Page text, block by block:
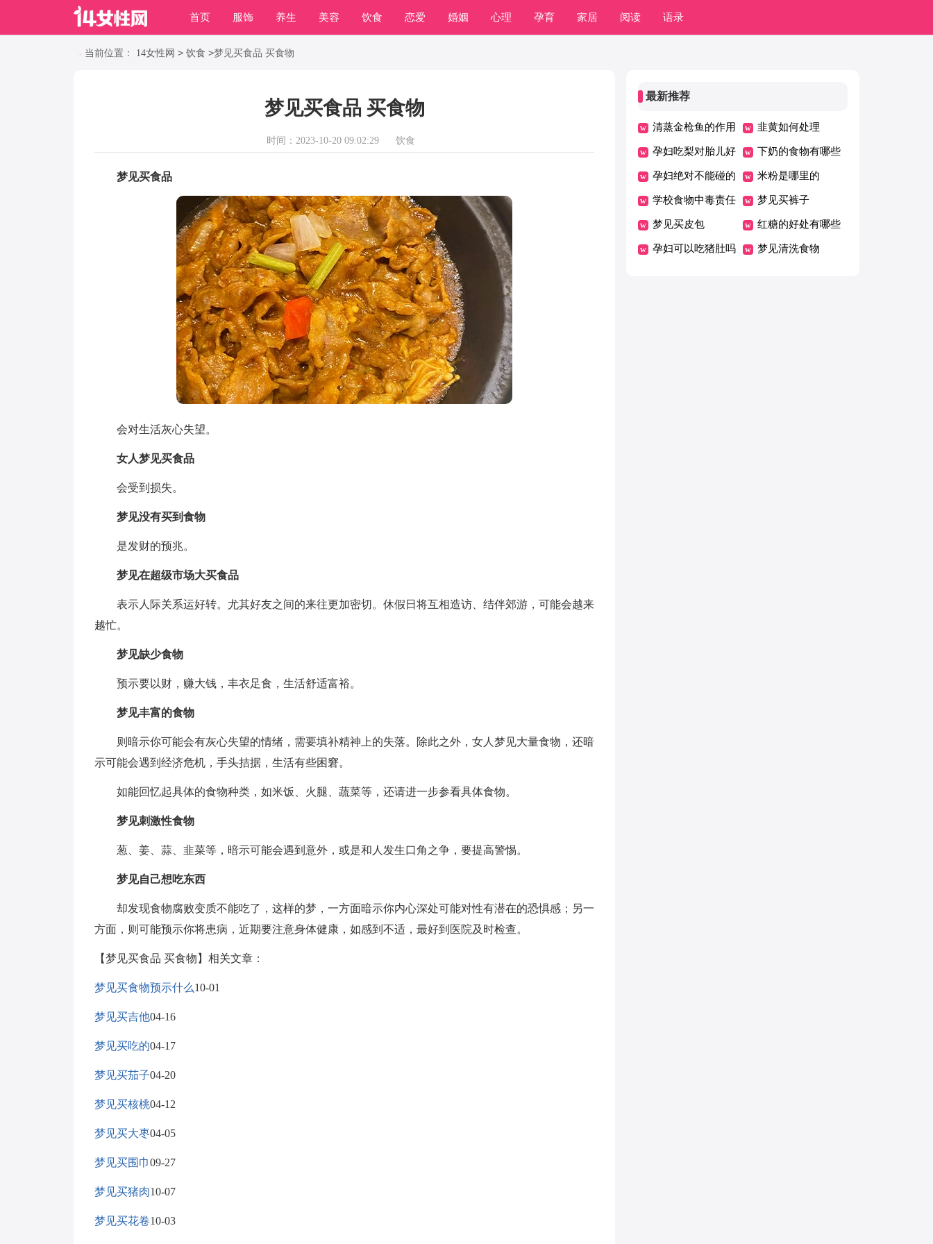
首页 服饰 养生 美容 饮食 恋爱 婚姻 心理 孕育 家居 阅读 语录
职场 动物 养殖
当前位置： 14女性网 > 饮食 >梦见买食品 买食物
梦见买食品 买食物
时间：2023-10-20 09:02:29 饮食
梦见买食品
会对生活灰心失望。
女人梦见买食品
会受到损失。
梦见没有买到食物
是发财的预兆。
梦见在超级市场大买食品
表示人际关系运好转。尤其好友之间的来往更加密切。休假日将互相造访、结伴郊游，可能会越来
越忙。
梦见缺少食物
预示要以财，赚大钱，丰衣足食，生活舒适富裕。
梦见丰富的食物
则暗示你可能会有灰心失望的情绪，需要填补精神上的失落。除此之外，女人梦见大量食物，还暗
示可能会遇到经济危机，手头拮据，生活有些困窘。
如能回忆起具体的食物种类，如米饭、火腿、蔬菜等，还请进一步参看具体食物。
梦见刺激性食物
葱、姜、蒜、韭菜等，暗示可能会遇到意外，或是和人发生口角之争，要提高警惕。
梦见自己想吃东西
却发现食物腐败变质不能吃了，这样的梦，一方面暗示你内心深处可能对性有潜在的恐惧感；另一
方面，则可能预示你将患病，近期要注意身体健康，如感到不适，最好到医院及时检查。
【梦见买食品 买食物】相关文章：
梦见买食物预示什么10-01
梦见买吉他04-16
梦见买吃的04-17
梦见买茄子04-20
梦见买核桃04-12
梦见买大枣04-05
梦见买围巾09-27
梦见买猪肉10-07
梦见买花卷10-03
最新推荐
清蒸金枪鱼的作用 韭黄如何处理
孕妇吃梨对胎儿好
吗
下奶的食物有哪些
孕妇绝对不能碰的
三种食物
米粉是哪里的
学校食物中毒责任
追究制度
梦见买裤子
梦见买皮包 红糖的好处有哪些
孕妇可以吃猪肚吗 梦见清洗食物